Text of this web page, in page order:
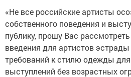
«Не все российские артисты
собственного поведения и
публику, прошу Вас
введения для артистов
требований к стилю одежды
выступлений без возрастных